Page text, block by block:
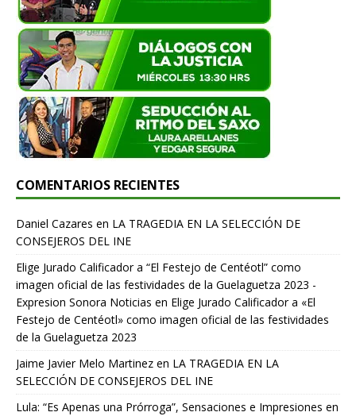
COMENTARIOS RECIENTES
Daniel Cazares en LA TRAGEDIA EN LA SELECCIÓN DE
CONSEJEROS DEL INE
Elige Jurado Calificador a “El Festejo de Centéotl” como
imagen oficial de las festividades de la Guelaguetza 2023 -
Expresion Sonora Noticias en Elige Jurado Calificador a «El
Festejo de Centéotl» como imagen oficial de las festividades
de la Guelaguetza 2023
Jaime Javier Melo Martinez en LA TRAGEDIA EN LA
SELECCIÓN DE CONSEJEROS DEL INE
Lula: “Es Apenas una Prórroga”, Sensaciones e Impresiones en